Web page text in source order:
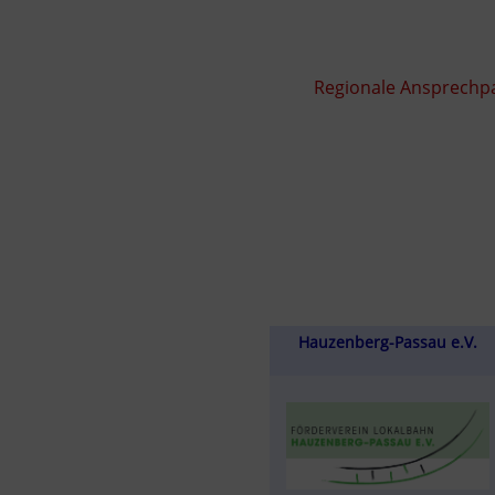
Regionale
Hauzenberg-Passau e.V.